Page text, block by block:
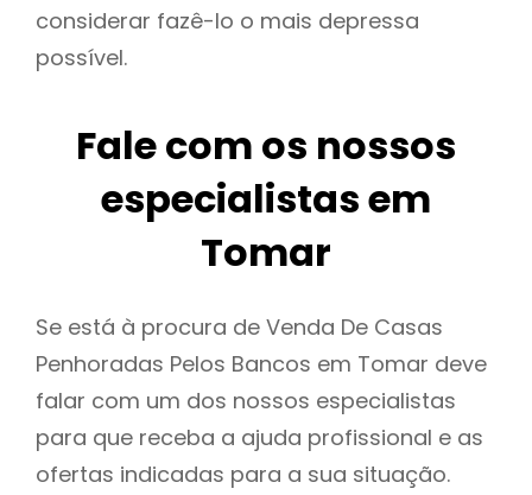
considerar fazê-lo o mais depressa
possível.
Fale com os nossos
especialistas em
Tomar
Se está à procura de Venda De Casas
Penhoradas Pelos Bancos em Tomar deve
falar com um dos nossos especialistas
para que receba a ajuda profissional e as
ofertas indicadas para a sua situação.